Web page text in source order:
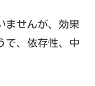
ませんが、効果
で、依存性、中